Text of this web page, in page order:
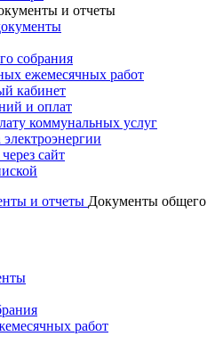
и отчеты
собрания
ежемесячных работ
кабинет
и оплат
коммунальных услуг
сайт
и отчеты Документы общего
работ